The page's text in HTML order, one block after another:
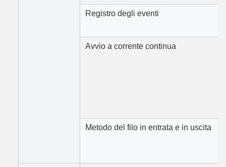
Registro degli eventi
Avvio a corrente continua
Metodo del filo in entrata e in uscita